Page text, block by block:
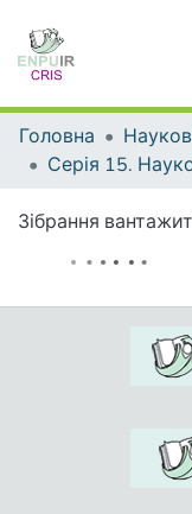
Головна
Зібрання